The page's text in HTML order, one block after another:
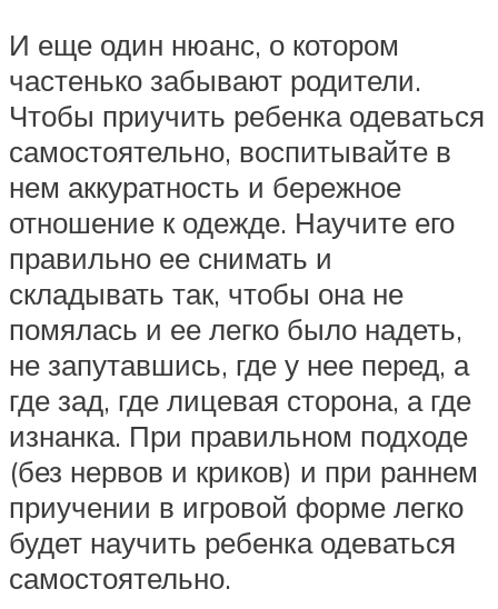
И еще один нюанс, о котором
частенько забывают родители.
Чтобы приучить ребенка одеваться
самостоятельно, воспитывайте в
нем аккуратность и бережное
отношение к одежде. Научите его
правильно ее снимать и
складывать так, чтобы она не
помялась и ее легко было надеть,
не запутавшись, где у нее перед, а
где зад, где лицевая сторона, а где
изнанка. При правильном подходе
(без нервов и криков) и при раннем
приучении в игровой форме легко
будет научить ребенка одеваться
самостоятельно.